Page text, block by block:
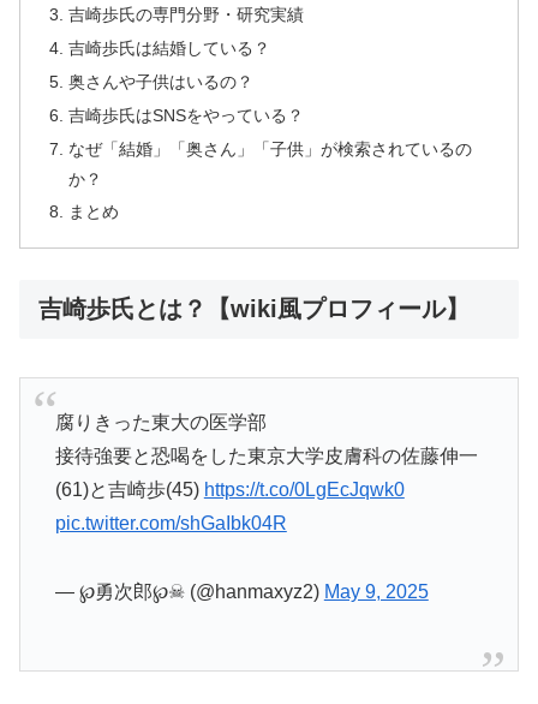
吉崎歩氏の専門分野・研究実績
吉崎歩氏は結婚している？
奥さんや子供はいるの？
吉崎歩氏はSNSをやっている？
なぜ「結婚」「奥さん」「子供」が検索されているの
か？
まとめ
吉崎歩氏とは？【wiki風プロフィール】
腐りきった東大の医学部
接待強要と恐喝をした東京大学皮膚科の佐藤伸一
(61)と吉崎歩(45) https://t.co/0LgEcJqwk0
pic.twitter.com/shGaIbk04R
— ℘勇次郎℘☠ (@hanmaxyz2) May 9, 2025